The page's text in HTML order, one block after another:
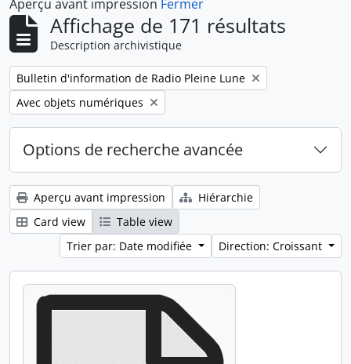
Aperçu avant impression Fermer
Affichage de 171 résultats
Description archivistique
Remove filter:
Bulletin d'information de Radio Pleine Lune
Remove filter:
Avec objets numériques
Options de recherche avancée
Aperçu avant impression
Hiérarchie
Card view
Table view
Trier par: Date modifiée
Direction: Croissant